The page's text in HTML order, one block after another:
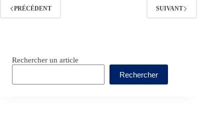
PRÉCÉDENT SUIVANT
Rechercher un article
Rechercher